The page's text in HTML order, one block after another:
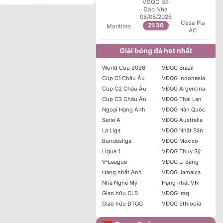
Maritimo
VĐQG Bồ
Đào Nha
08/08/2026
21:30
Casa Pia
AC
Giải bóng đá hot nhất
World Cup 2026
Cúp C1 Châu Âu
Cúp C2 Châu Âu
Cúp C3 Châu Âu
Ngoại Hạng Anh
Serie A
La Liga
Bundesliga
Ligue 1
V-League
Hạng nhất Anh
Nhà Nghề Mỹ
Giao hữu CLB
Giao hữu ĐTQG
VĐQG Brazil
VĐQG Indonesia
VĐQG Argentina
VĐQG Thái Lan
VĐQG Hàn Quốc
VĐQG Australia
VĐQG Nhật Bản
VĐQG Mexico
VĐQG Thụy Sỹ
VĐQG Li Băng
VĐQG Jamaica
Hạng nhất VN
VĐQG Iraq
VĐQG Ethiopia